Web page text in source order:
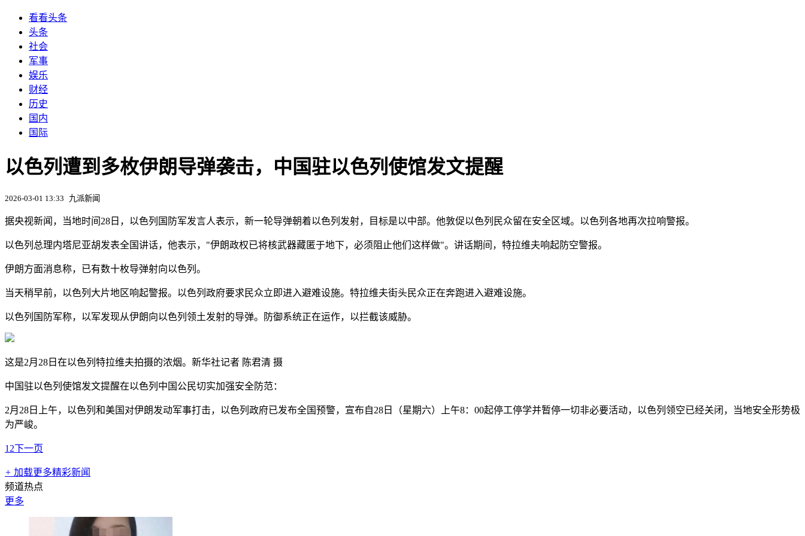
看看头条
头条
社会
军事
娱乐
财经
历史
国内
国际
以色列遭到多枚伊朗导弹袭击，中国驻以色列使馆发文提醒
2026-03-01 13:33 九派新闻
据央视新闻，当地时间28日，以色列国防军发言人表示，新一轮导弹朝着以色列发射，目标是以中部。他敦促以色列民众留在安全区域。以色列各地再次拉响警报。
以色列总理内塔尼亚胡发表全国讲话，他表示，"伊朗政权已将核武器藏匿于地下，必须阻止他们这样做"。讲话期间，特拉维夫响起防空警报。
伊朗方面消息称，已有数十枚导弹射向以色列。
当天稍早前，以色列大片地区响起警报。以色列政府要求民众立即进入避难设施。特拉维夫街头民众正在奔跑进入避难设施。
以色列国防军称，以军发现从伊朗向以色列领土发射的导弹。防御系统正在运作，以拦截该威胁。
这是2月28日在以色列特拉维夫拍摄的浓烟。新华社记者 陈君清 摄
中国驻以色列使馆发文提醒在以色列中国公民切实加强安全防范：
2月28日上午，以色列和美国对伊朗发动军事打击，以色列政府已发布全国预警，宣布自28日（星期六）上午8：00起停工停学并暂停一切非必要活动，以色列领空已经关闭，当地安全形势极
为严峻。
1 2下一页
+ 加载更多精彩新闻
频道热点
更多